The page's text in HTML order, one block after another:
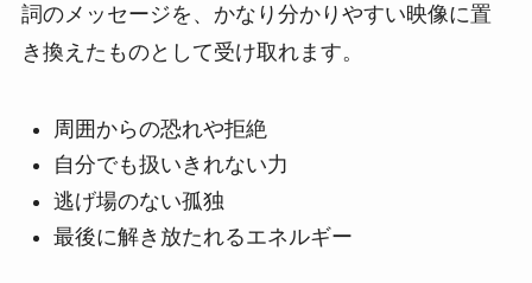
詞のメッセージを、かなり分かりやすい映像に置
き換えたものとして受け取れます。
周囲からの恐れや拒絶
自分でも扱いきれない力
逃げ場のない孤独
最後に解き放たれるエネルギー